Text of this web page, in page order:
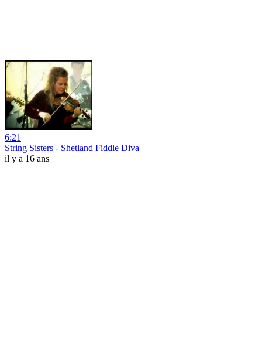
6:21
String Sisters - Shetland Fiddle Diva
il y a 16 ans